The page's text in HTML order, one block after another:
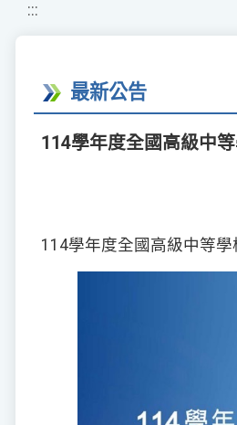
:::
最新公告
114學年度全國高級中
114學年度全國高級中等